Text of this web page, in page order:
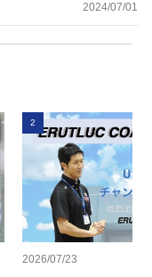
2024/07/01
2
2026/07/23